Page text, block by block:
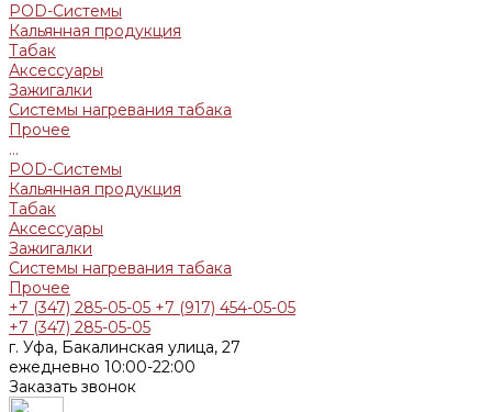
POD-Системы
Кальянная продукция
Табак
Аксессуары
Зажигалки
Системы нагревания табака
Прочее
...
POD-Системы
Кальянная продукция
Табак
Аксессуары
Зажигалки
Системы нагревания табака
Прочее
+7 (347) 285-05-05 +7 (917) 454-05-05
+7 (347) 285-05-05
г. Уфа, Бакалинская улица, 27
ежедневно 10:00-22:00
Заказать звонок